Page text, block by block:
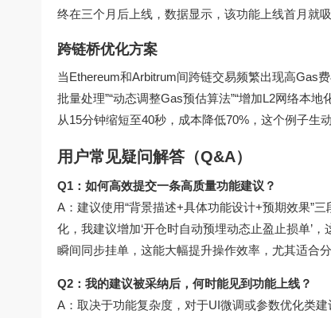
终在三个月后上线，数据显示，该功能上线首月就
跨链桥优化方案
当Ethereum和Arbitrum间跨链交易频繁出现高Gas
批量处理”“动态调整Gas预估算法”“增加L2网络本
从15分钟缩短至40秒，成本降低70%，这个例子生
用户常见疑问解答（Q&A）
Q1：如何高效提交一条高质量功能建议？
A：建议使用“背景描述+具体功能设计+预期效果”
化，我建议增加‘开仓时自动预埋动态止盈止损单’
瞬间同步挂单，这能大幅提升操作效率，尤其适合
Q2：我的建议被采纳后，何时能见到功能上线？
A：取决于功能复杂度，对于UI微调或参数优化类